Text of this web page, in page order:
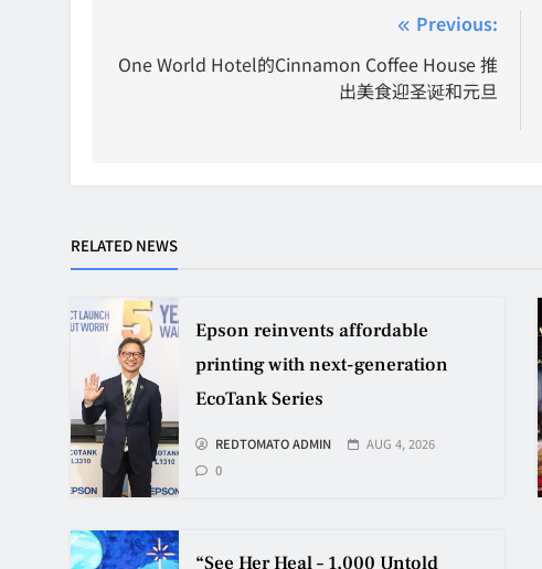
navigation
Previous:
One World Hotel的Cinnamon Coffee House 推
出美食迎圣诞和元旦
RELATED NEWS
Epson reinvents affordable
printing with next-generation
EcoTank Series
REDTOMATO ADMIN
AUG 4, 2026
0
“See Her Heal – 1,000 Untold